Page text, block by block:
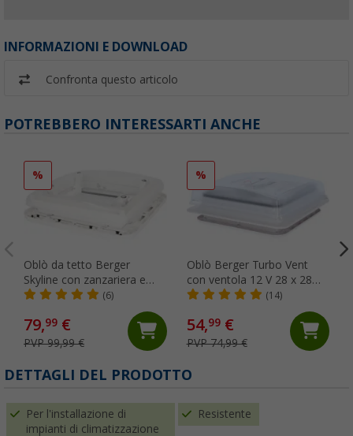
INFORMAZIONI E DOWNLOAD
Confronta questo articolo
POTREBBERO INTERESSARTI ANCHE
%
Oblò da tetto Berger
Skyline con zanzariera e
tenda oscurante 40 x 40 cm
(6)
79,99 €
PVP 99,99 €
%
Oblò Berger Turbo Vent
con ventola 12 V 28 x 28
cm trasparente (14)
54,99€
PVP 74,99 €
DETTAGLI DEL PRODOTTO
Per l'installazione di
impianti di climatizzazione
Resistente